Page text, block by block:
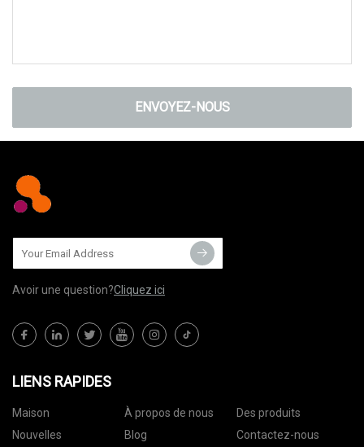
ENVOYEZ-NOUS
Avoir une question?Cliquez ici
LIENS RAPIDES
Maison À propos de nous
Des produits
Nouvelles
Blog Contactez-nous